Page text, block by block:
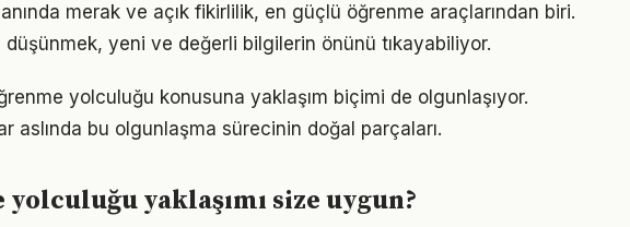
merak ve açık fikirlilik, en güçlü öğrenme araçlarından biri.
yeni ve değerli bilgilerin önünü tıkayabiliyor.
yolculuğu konusuna yaklaşım biçimi de olgunlaşıyor.
aslında bu olgunlaşma sürecinin doğal parçaları.
yaklaşımı size uygun?